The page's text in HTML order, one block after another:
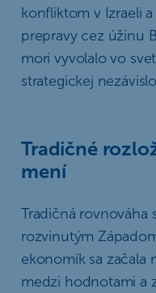
konfliktom v Izraeli
prepravy cez úžinu
mori vyvolalo vo
strategickej
Tradičné
mení
Tradičná rovnováha
rozvinutým
ekonomík sa začala
medzi hodnotami a